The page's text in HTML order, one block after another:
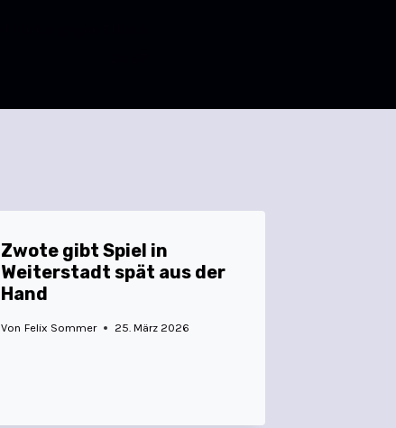
Zwote gibt Spiel in
Weiterstadt spät aus der
Hand
Von Felix Sommer 25. März 2026